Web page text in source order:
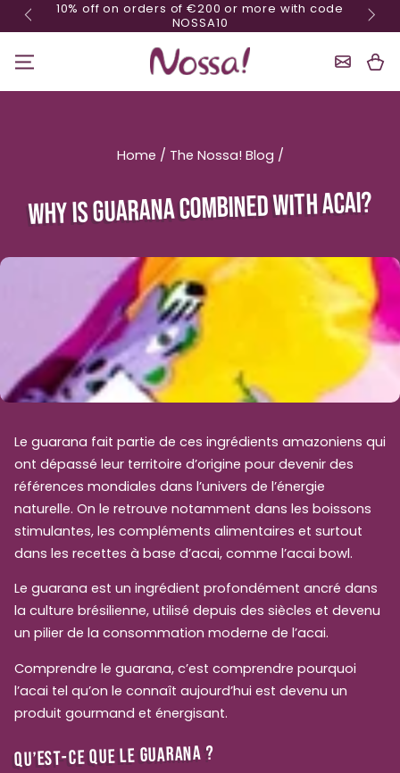
Skip content
10% off on orders of €200 or more with code
NOSSA10
Cart
Home / The Nossa! Blog /
WHY IS GUARANA COMBINED WITH ACAI?
Le guarana fait partie de ces ingrédients amazoniens qui
ont dépassé leur territoire d’origine pour devenir des
références mondiales dans l’univers de l’énergie
naturelle. On le retrouve notamment dans les boissons
stimulantes, les compléments alimentaires et surtout
dans les recettes à base d’acai, comme l’acai bowl.
Le guarana est un ingrédient profondément ancré dans
la culture brésilienne, utilisé depuis des siècles et devenu
un pilier de la consommation moderne de l’acai.
Comprendre le guarana, c’est comprendre pourquoi
l’acai tel qu’on le connaît aujourd’hui est devenu un
produit gourmand et énergisant.
QU’EST-CE QUE LE GUARANA ?